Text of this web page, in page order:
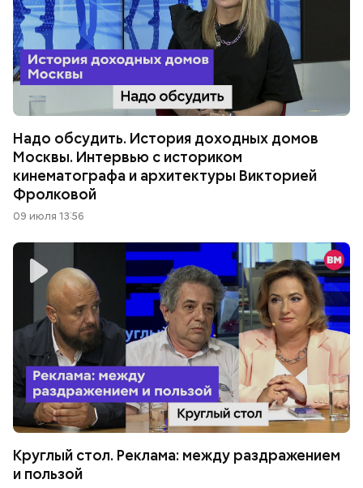
Надо обсудить. История доходных домов
Москвы. Интервью с историком
кинематографа и архитектуры Викторией
Фролковой
09 июля 13:56
Круглый стол. Реклама: между раздражением
и пользой